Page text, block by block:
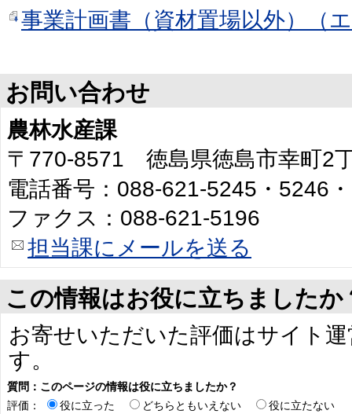
事業計画書（資材置場以外）（
お問い合わせ
農林水産課
〒770-8571 徳島県徳島市幸町2
電話番号：088-621-5245・5246
ファクス：088-621-5196
担当課にメールを送る
この情報はお役に立ちましたか
お寄せいただいた評価はサイト
す。
質問：このページの情報は役に立ちましたか？
評価：
役に立った どちらともいえない 役に立たない